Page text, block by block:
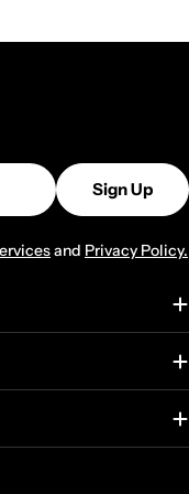
Sign Up
and Privacy Policy.